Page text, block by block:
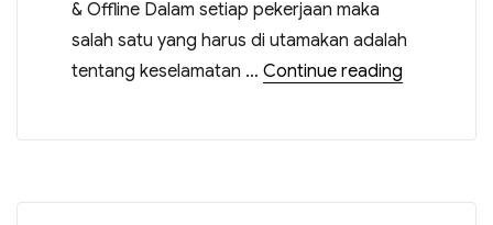
& Offline Dalam setiap pekerjaan maka
salah satu yang harus di utamakan adalah
tentang keselamatan … Continue reading